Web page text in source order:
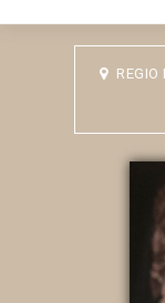
REGIO